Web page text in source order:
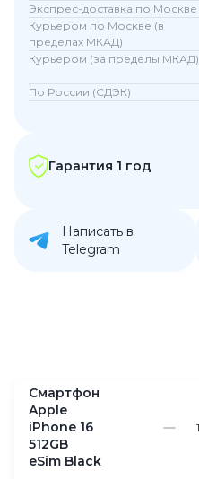
Экспрес-доставка по Москве
Курьером по Москве (в
пределах МКАД)
Курьером (за пределы МКАД)
По России (СДЭК)
Гарантия 1 год
Написать в
Telegram
Смартфон
Apple
iPhone 16
512GB
eSim Black